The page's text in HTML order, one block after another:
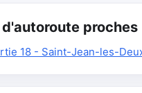
proches
18 - Saint-Jean-les-